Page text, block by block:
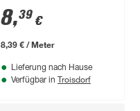
x 9 mm
8,39 €
8,39 € / Meter
Lieferung nach Hause
Verfügbar in Troisdorf